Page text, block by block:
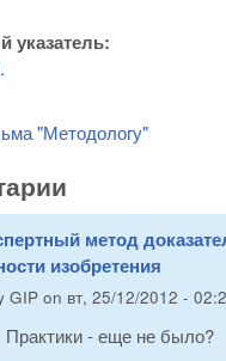
указатель:
"Методологу"
метод
изобретения
GIP on вт, 25/12/2012 -
Практики - еще не было?